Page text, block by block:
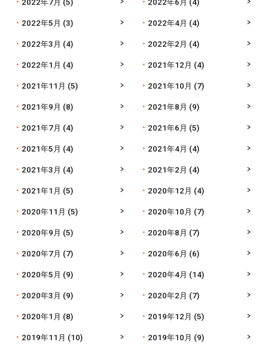
2022年5月 (3) 2022年4月 (4)
2022年3月 (4) 2022年2月 (4)
2022年1月 (4) 2021年12月 (4)
2021年11月 (5) 2021年10月 (7)
2021年9月 (8) 2021年8月 (9)
2021年7月 (4) 2021年6月 (5)
2021年5月 (4) 2021年4月 (4)
2021年3月 (4) 2021年2月 (4)
2021年1月 (5) 2020年12月 (4)
2020年11月 (5) 2020年10月 (7)
2020年9月 (5) 2020年8月 (7)
2020年7月 (7) 2020年6月 (6)
2020年5月 (9) 2020年4月 (14)
2020年3月 (9) 2020年2月 (7)
2020年1月 (8) 2019年12月 (5)
2019年11月 (10) 2019年10月 (9)